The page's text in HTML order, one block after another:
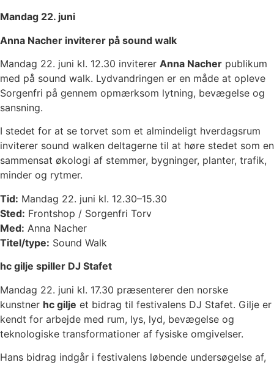
Mandag 22. juni
Anna Nacher inviterer på sound walk
Mandag 22. juni kl. 12.30 inviterer Anna Nacher publikum
med på sound walk. Lydvandringen er en måde at opleve
Sorgenfri på gennem opmærksom lytning, bevægelse og
sansning.
I stedet for at se torvet som et almindeligt hverdagsrum
inviterer sound walken deltagerne til at høre stedet som en
sammensat økologi af stemmer, bygninger, planter, trafik,
minder og rytmer.
Tid: Mandag 22. juni kl. 12.30–15.30
Sted: Frontshop / Sorgenfri Torv
Med: Anna Nacher
Titel/type: Sound Walk
hc gilje spiller DJ Stafet
Mandag 22. juni kl. 17.30 præsenterer den norske
kunstner hc gilje et bidrag til festivalens DJ Stafet. Gilje er
kendt for arbejde med rum, lys, lyd, bevægelse og
teknologiske transformationer af fysiske omgivelser.
Hans bidrag indgår i festivalens løbende undersøgelse af,